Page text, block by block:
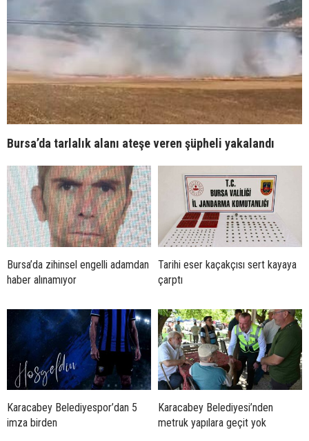
Bursa’da tarlalık alanı ateşe veren şüpheli yakalandı
Bursa’da zihinsel engelli adamdan
haber alınamıyor
Tarihi eser kaçakçısı sert kayaya
çarptı
Karacabey Belediyespor’dan 5
imza birden
Karacabey Belediyesi’nden
metruk yapılara geçit yok